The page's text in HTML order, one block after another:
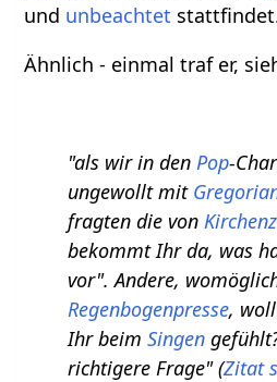
und unbeachtet
Ähnlich - einmal traf er,
"als wir in denPop-
ungewollt mit
fragten die von
bekommt Ihr da, was
vor". Andere,
Regenbogenpresse,
Ihr beimSingen
richtigere Frage" (Zitat